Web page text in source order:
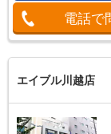
電話で
エイブル川越店